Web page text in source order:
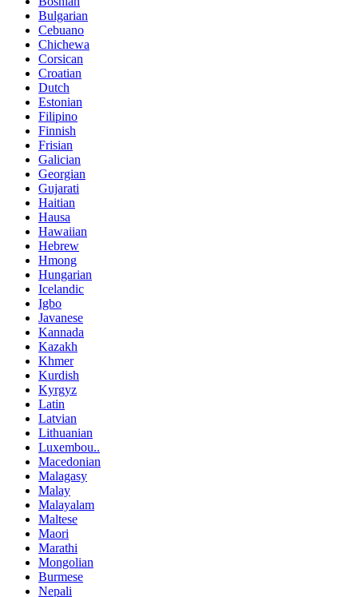
Bulgarian
Cebuano
Chichewa
Corsican
Croatian
Dutch
Estonian
Filipino
Finnish
Frisian
Galician
Georgian
Gujarati
Haitian
Hausa
Hawaiian
Hebrew
Hmong
Hungarian
Icelandic
Igbo
Javanese
Kannada
Kazakh
Khmer
Kurdish
Kyrgyz
Latin
Latvian
Lithuanian
Luxembou..
Macedonian
Malagasy
Malay
Malayalam
Maltese
Maori
Marathi
Mongolian
Burmese
Nepali